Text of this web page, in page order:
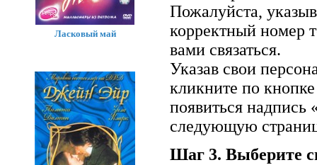
Пожалуйста,
корректный номер
вами связаться.
Указав свои
кликните по
появиться
следующую
Шаг 3. Выберите
Ласковый май